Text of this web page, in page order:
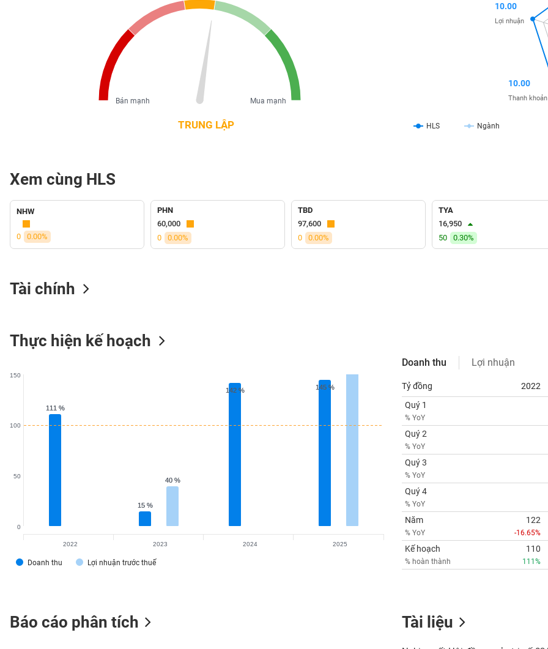
TRUNG LẬP
Mua mạnh
Bán mạnh
HLS Ngành
10.00
Thanh khoản
10.00
Lợi nhuận
Xem cùng HLS
NHW
0 0.00%
PHN
60,000
0
0.00%
TBD
97,600
0
0.00%
TYA
16,950
50
0.30%
Tài chính
Thực hiện kế hoạch
111 %
111 %
15 %
15 %
142 %
142 % 145 %
145 %
40 %
40 %
Doanh thu Lợi nhuận trước thuế
0
50
100
150
2022 2023 2024 2025
Doanh thu Lợi nhuận
Tỷ đồng 2022
Quý 1
% YoY
Quý 2
% YoY
Quý 3
% YoY
Quý 4
% YoY
Năm
% YoY
122
-16.65%
Kế hoạch
% hoàn thành
110
111%
Báo cáo phân tích Tài liệu
(-)
VS-
SECTOR
DÙNG